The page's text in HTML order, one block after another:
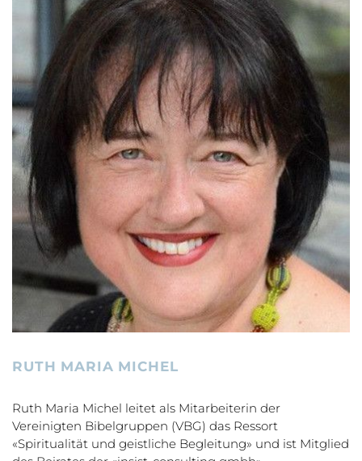
RUTH MARIA MICHEL
Ruth Maria Michel leitet als Mitarbeiterin der
Vereinigten Bibelgruppen (VBG) das Ressort
«Spiritualität und geistliche Begleitung» und ist Mitglied